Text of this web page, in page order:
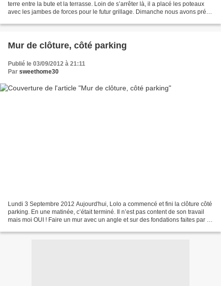
terre entre la bute et la terrasse. Loin de s’arrêter là, il a placé les poteaux
avec les jambes de forces pour le futur grillage. Dimanche nous avons prévu
Mur de clôture, côté parking
Publié le 03/09/2012 à 21:11
Par sweethome30
Lundi 3 Septembre 2012 Aujourd'hui, Lolo a commencé et fini la clôture côté
parking. En une matinée, c’était terminé. Il n’est pas content de son travail
mais moi OUI ! Faire un mur avec un angle et sur des fondations faites par lui